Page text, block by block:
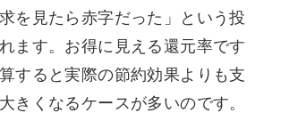
を見たら赤字だった」という投
ます。お得に見える還元率です
すると実際の節約効果よりも支
きくなるケースが多いのです。